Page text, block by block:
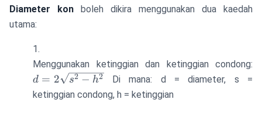
Diameter kon boleh dikira menggunakan dua kaedah
utama:
Menggunakan ketinggian dan ketinggian condong:
d = 2 s2 − h2
Di mana: d = diameter, s =
ketinggian condong, h = ketinggian